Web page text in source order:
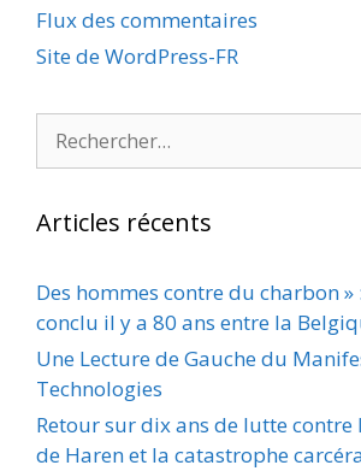
Flux des commentaires
Site de WordPress-FR
Rechercher :
Articles récents
Des hommes contre du charbon »
conclu il y a 80 ans entre la
Une Lecture de Gauche du
Technologies
Retour sur dix ans de lutte
de Haren et la catastrophe